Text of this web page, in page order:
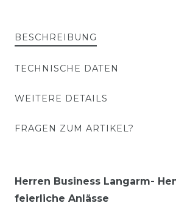
BESCHREIBUNG
TECHNISCHE DATEN
WEITERE DETAILS
FRAGEN ZUM ARTIKEL?
Herren Business Langarm-
feierliche Anlässe